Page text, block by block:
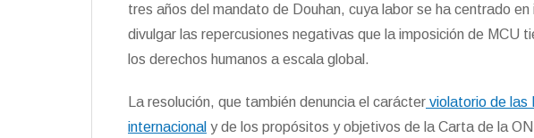
tres años del mandato de Douhan, cuya labor se ha centrado
divulgar las repercusiones negativas que la imposición de MCU
los derechos humanos a escala global.
La resolución, que también denuncia el carácter violatorio de las
internacional y de los propósitos y objetivos de la Carta de la